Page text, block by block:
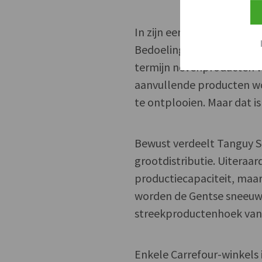
In zijn eerste seizoen
Bedoeling is dat volume
termijn nevenproducten
aanvullende producten
te ontplooien. Maar dat
Bewust verdeelt Tanguy
grootdistributie.
productiecapaciteit,
worden de Gentse
streekproductenhoek
Enkele Carrefour-